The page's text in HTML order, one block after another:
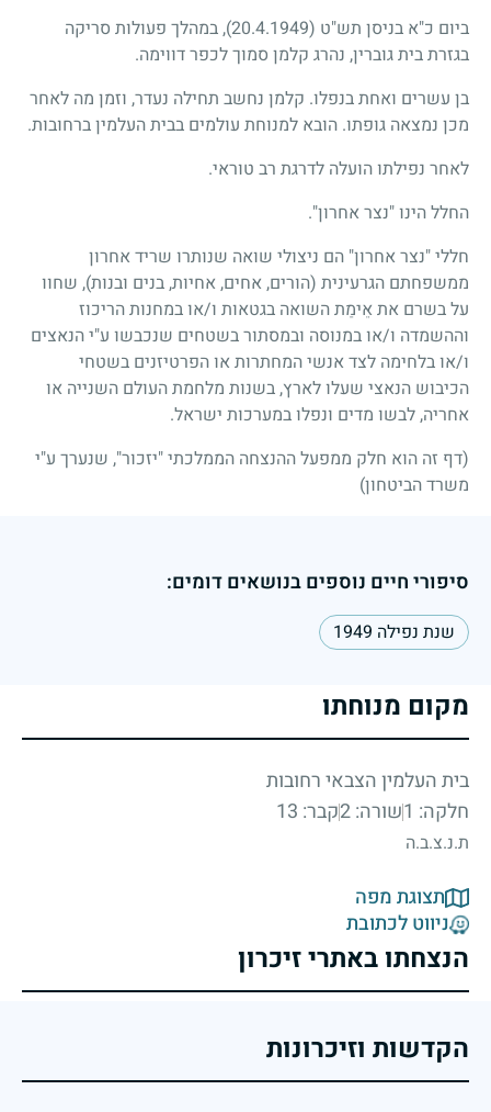
ביום כ"א בניסן תש"ט (20.4.1949)
, במהלך פעולות סריקה
בגזרת בית גוברין, נהרג קלמן סמוך לכפר דווימה.
בן עשרים ואחת בנפלו. קלמן נחשב תחילה נעדר, וזמן מה לאחר
מכן נמצאה גופתו. הובא למנוחת עולמים בבית העלמין ברחובות.
לאחר נפילתו הועלה לדרגת רב טוראי.
החלל הינו "נצר אחרון".
חללי "נצר אחרון" הם ניצולי שואה שנותרו שריד אחרון
ממשפחתם הגרעינית (הורים, אחים, אחיות, בנים ובנות), שחוו
על בשרם את אֵימַת השואה בגטאות ו/או במחנות הריכוז
וההשמדה ו/או במנוסה ובמסתור בשטחים שנכבשו ע"י הנאצים
ו/או בלחימה לצד אנשי המחתרות או הפרטיזנים בשטחי
הכיבוש הנאצי שעלו לארץ, בשנות מלחמת העולם השנייה או
אחריה, לבשו מדים ונפלו במערכות ישראל.
(דף זה הוא חלק ממפעל ההנצחה הממלכתי "יזכור", שנערך ע"י
משרד הביטחון)
סיפורי חיים נוספים בנושאים דומים:
שנת נפילה 1949
מקום מנוחתו
בית העלמין הצבאי רחובות
חלקה: 1
שורה: 2 קבר: 13
ת.נ.צ.ב.ה
תצוגת מפה
ניווט לכתובת
הנצחתו באתרי זיכרון
הקדשות וזיכרונות